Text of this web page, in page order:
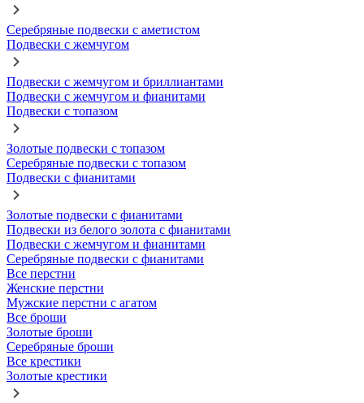
Серебряные подвески с аметистом
Подвески с жемчугом
Подвески с жемчугом и бриллиантами
Подвески с жемчугом и фианитами
Подвески с топазом
Золотые подвески с топазом
Серебряные подвески с топазом
Подвески с фианитами
Золотые подвески с фианитами
Подвески из белого золота с фианитами
Подвески с жемчугом и фианитами
Серебряные подвески с фианитами
Все перстни
Женские перстни
Мужские перстни с агатом
Все броши
Золотые броши
Серебряные броши
Все крестики
Золотые крестики